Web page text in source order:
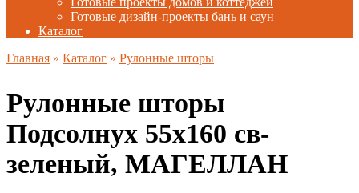
Готовые дизайн-проекты бань и саун
Каталог
Главная » Каталог » Рулонные шторы
Рулонные шторы
Подсолнух 55х160 св-
зеленый, МАГЕЛЛАН